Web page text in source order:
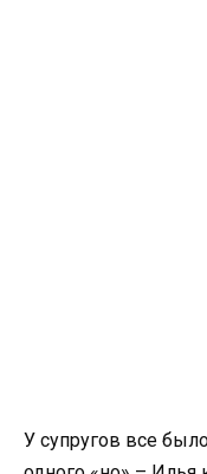
У супругов все